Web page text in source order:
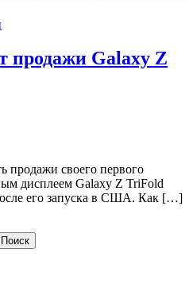
продажи Galaxy Z
продажи своего первого
дисплеем Galaxy Z TriFold
его запуска в США. Как […]
Поиск